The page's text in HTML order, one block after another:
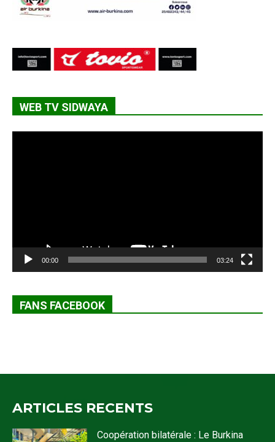
WEB TV SIDWAYA
00:00 03:24
FANS FACEBOOK
ARTICLES RECENTS
Coopération bilatérale : Le Burkina